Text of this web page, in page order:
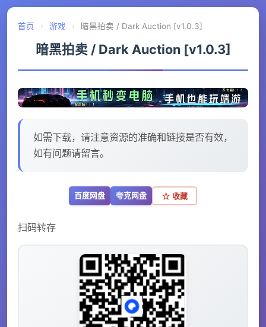
首页 › 游戏 › 暗黑拍卖 / Dark Auction [v1.0.3]
暗黑拍卖 / Dark Auction [v1.0.3]
如需下载，请注意资源的准确和链接是否有效，
如有问题请留言。
百度网盘 夸克网盘 ☆ 收藏
扫码转存